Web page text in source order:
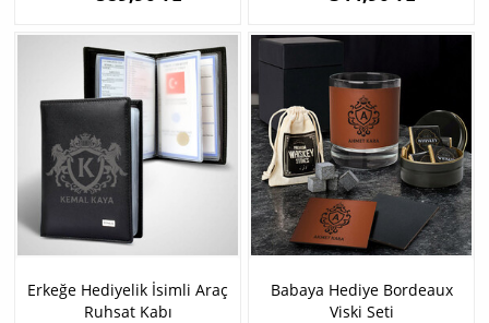
Erkeğe Hediyelik İsimli Araç
Ruhsat Kabı
Babaya Hediye Bordeaux
Viski Seti